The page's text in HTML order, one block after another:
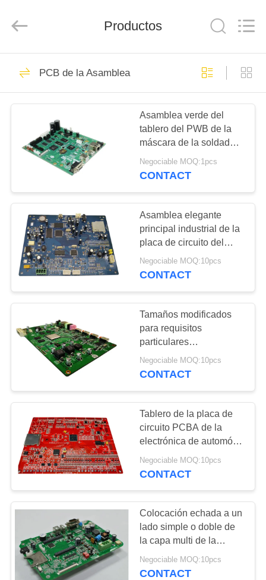
INICIO
PRODUCTOS
VIDEOS
SOBRE
NOSOTROS
VISITA
LA
FÁBRICA
CONTROL
CALIDAD
CONTACTO
NOTICIAS
MAPA
DEL
POLÍTICAS
Technology
circuitos integrados
electrónicos
325
Módulo de IGBT
39
Módulo GPS
10
Módulo de Quectel
2
Productos
PCB de la Asamblea
Asamblea verde del
tablero del PWB de la
máscara de la soldadura
para el montaje
superficial profesional
Negociable MOQ:1pcs
CONTACT
Asamblea elegante
principal industrial de la
placa de circuito del
tablero de control
electrónico
Negociable MOQ:10pcs
CONTACT
Tamaños modificados
para requisitos
particulares
interconectados alta
densidad de la
Negociable MOQ:10pcs
CONTACT
Tablero de la placa de
circuito PCBA de la
electrónica de automóvil
PCBA con soldar del
agujero
Negociable MOQ:10pcs
CONTACT
Colocación echada a un
lado simple o doble de
la capa multi de la
asamblea del PWB de la
comunicación
Negociable MOQ:10pcs
CONTACT